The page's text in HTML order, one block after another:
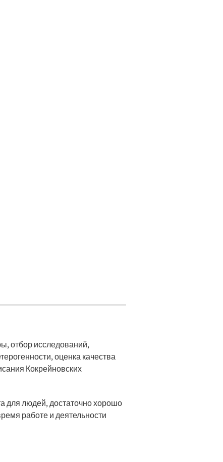
отбор исследований,
оценка качества
Кокрейновских
для людей, достаточно хорошо
работе и деятельности